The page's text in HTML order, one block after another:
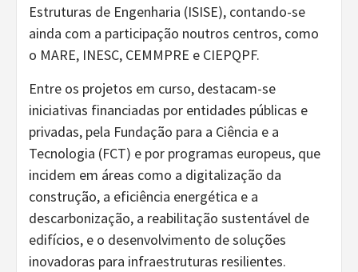
Estruturas de Engenharia (ISISE), contando-se
ainda com a participação noutros centros, como
o MARE, INESC, CEMMPRE e CIEPQPF.
Entre os projetos em curso, destacam-se
iniciativas financiadas por entidades públicas e
privadas, pela Fundação para a Ciência e a
Tecnologia (FCT) e por programas europeus, que
incidem em áreas como a digitalização da
construção, a eficiência energética e a
descarbonização, a reabilitação sustentável de
edifícios, e o desenvolvimento de soluções
inovadoras para infraestruturas resilientes.